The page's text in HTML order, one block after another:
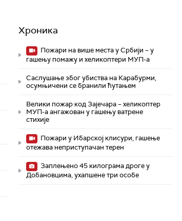
Хроника
Пожари на више места у Србији – у
гашењу помажу и хеликоптери МУП-а
Саслушање због убиства на Карабурми,
осумњичени се бранили ћутањем
Велики пожар код Зајечара – хеликоптер
МУП-а ангажован у гашењу ватрене
стихије
Пожари у Ибарској клисури, гашење
отежава неприступачан терен
Заплењено 45 килограма дроге у
Добановцима, ухапшене три особе